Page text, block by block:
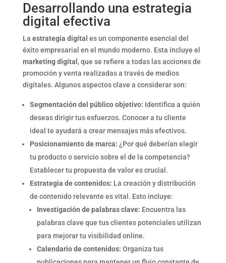
Desarrollando una estrategia
digital efectiva
La estrategia digital es un componente esencial del
éxito empresarial en el mundo moderno. Esta incluye el
marketing digital , que se refiere a todas las acciones de
promoción y venta realizadas a través de medios
digitales. Algunos aspectos clave a considerar son:
Segmentación del público objetivo: Identifica a quién
deseas dirigir tus esfuerzos. Conocer a tu cliente
ideal te ayudará a crear mensajes más efectivos.
Posicionamiento de marca: ¿Por qué deberían elegir
tu producto o servicio sobre el de la competencia?
Establecer tu propuesta de valor es crucial.
Estrategia de contenidos: La creación y distribución
de contenido relevante es vital. Esto incluye:
Investigación de palabras clave: Encuentra las
palabras clave que tus clientes potenciales utilizan
para mejorar tu visibilidad online.
Calendario de contenidos: Organiza tus